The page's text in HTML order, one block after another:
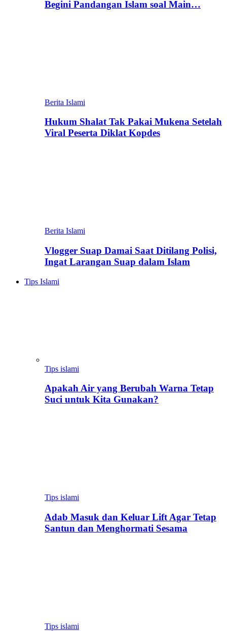
Begini Pandangan Islam soal Main…
Berita Islami
Hukum Shalat Tak Pakai Mukena Setelah
Viral Peserta Diklat Kopdes
Berita Islami
Vlogger Suap Damai Saat Ditilang Polisi,
Ingat Larangan Suap dalam Islam
Tips Islami
Tips islami
Apakah Air yang Berubah Warna Tetap
Suci untuk Kita Gunakan?
Tips islami
Adab Masuk dan Keluar Lift Agar Tetap
Santun dan Menghormati Sesama
Tips islami